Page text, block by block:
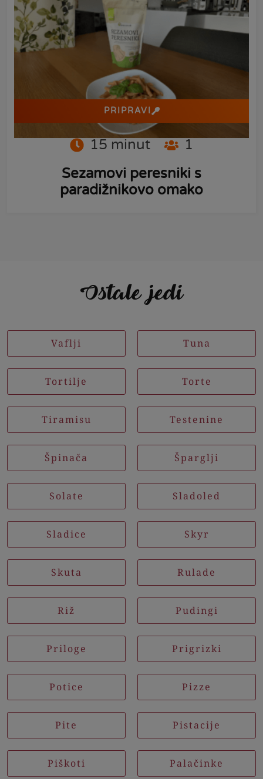
PRIPRAVI
15 minut
1
Sezamovi peresniki s
paradižnikovo omako
Ostale jedi
Vaflji Tuna
Tortilje Torte
Tiramisu Testenine
Špinača Šparglji
Solate Sladoled
Sladice Skyr
Skuta Rulade
Riž Pudingi
Priloge Prigrizki
Potice Pizze
Pite Pistacije
Piškoti Palačinke